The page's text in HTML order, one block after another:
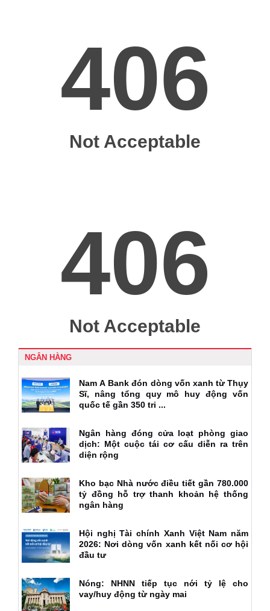
NGÂN HÀNG
Nam A Bank đón dòng vốn xanh từ Thụy
Sĩ, nâng tổng quy mô huy động vốn
quốc tế gần 350 tri ...
Ngân hàng đóng cửa loạt phòng giao
dịch: Một cuộc tái cơ cấu diễn ra trên
diện rộng
Kho bạc Nhà nước điều tiết gần 780.000
tỷ đồng hỗ trợ thanh khoản hệ thống
ngân hàng
Hội nghị Tài chính Xanh Việt Nam năm
2026: Nơi dòng vốn xanh kết nối cơ hội
đầu tư
Nóng: NHNN tiếp tục nới tỷ lệ cho
vay/huy động từ ngày mai